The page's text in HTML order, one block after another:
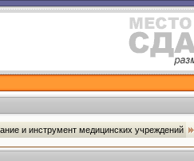
и инструмент медицинских учреждений